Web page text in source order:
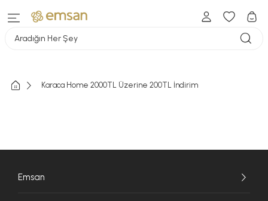
Aradığın Her Şey
Karaca Home 2000TL Üzerine 200TL İndirim
Emsan